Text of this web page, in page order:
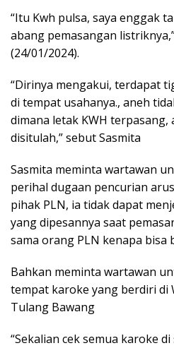
“Itu Kwh pulsa, saya enggak
abang pemasangan
(24/01/2024).
“Dirinya mengakui, terdapat
di tempat usahanya., aneh
dimana letak KWH terpasang,
disitulah,” sebut Sasmita
Sasmita meminta wartawan
perihal dugaan pencurian
pihak PLN, ia tidak dapat
yang dipesannya saat
sama orang PLN kenapa bisa
Bahkan meminta wartawan
tempat karoke yang berdiri di
Tulang Bawang
“Sekalian cek semua karoke